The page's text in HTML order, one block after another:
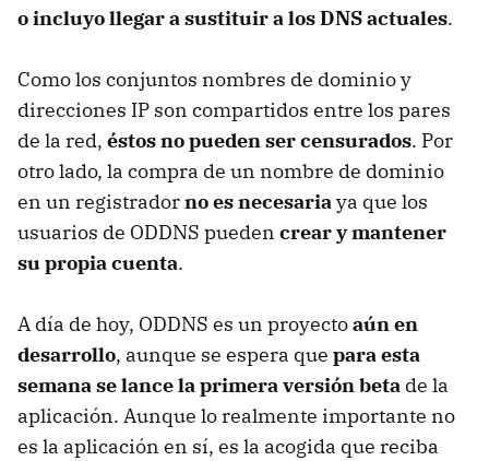
o incluyo llegar a sustituir a losDNSactuales.
Como los conjuntos nombres de dominio y
direcciones IP son compartidos entre los pares
de la red, éstos no pueden ser censurados. Por
otro lado, la compra de un nombre de dominio
en un registradorno es necesariaya que los
usuarios de ODDNS pueden crear y mantener
su propia cuenta.
A día de hoy, ODDNS es un proyectoaún en
desarrollo, aunque se espera que para esta
semana se lance la primera versión beta de la
aplicación. Aunque lo realmente importante no
es la aplicación en sí, es la acogida que reciba